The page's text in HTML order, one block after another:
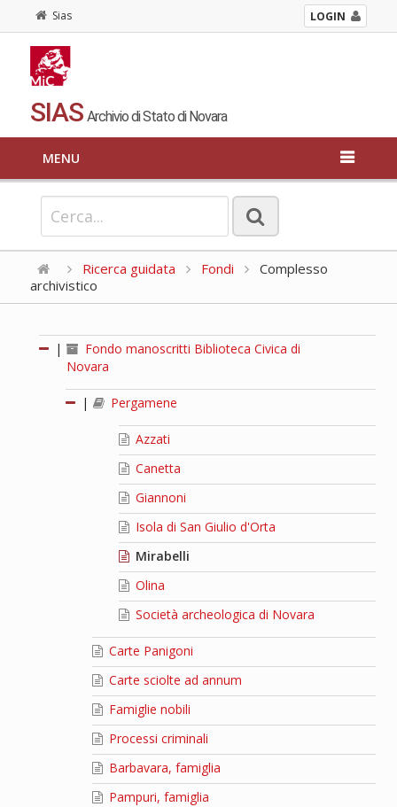
Sias LOGIN
SIAS Archivio di Stato di Novara
MENU
Ricerca guidata Fondi
Complesso
archivistico
|
Fondo manoscritti Biblioteca Civica di
Novara
| Pergamene
Azzati
Canetta
Giannoni
Isola di San Giulio d'Orta
Mirabelli
Olina
Società archeologica di Novara
Carte Panigoni
Carte sciolte ad annum
Famiglie nobili
Processi criminali
Barbavara, famiglia
Pampuri, famiglia